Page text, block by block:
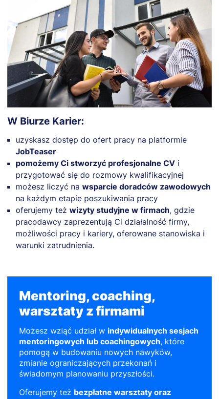
W Biurze Karier:
uzyskasz dostęp do ofert pracy na platformie
JobTeaser
pomożemy Ci stworzyć profesjonalne CV i
przygotować się do rozmowy kwalifikacyjnej
możesz liczyć na wsparcie doradców zawodowych
na każdym etapie poszukiwania pracy
oferujemy też wizyty studyjne w firmach, gdzie
pracodawcy zaprezentują Ci działalność firmy,
możliwości pracy i kariery, oferowane stanowiska i
warunki zatrudnienia.
Mentoring, coaching,
warsztaty z firmami
Możesz wziąć udział w indywidualnych sesjach
mentoringowych lub coachingowych, które
pomogą w budowaniu nowych nawyków,
zmianie ograniczających przekonań i
świadomym planowaniu przyszłości.
Oferujemy też bezpłatne warsztaty oraz